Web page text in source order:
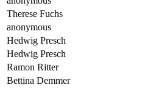
Therese Fuchs
anonymous
Hedwig Presch
Hedwig Presch
Ramon Ritter
Bettina Demmer